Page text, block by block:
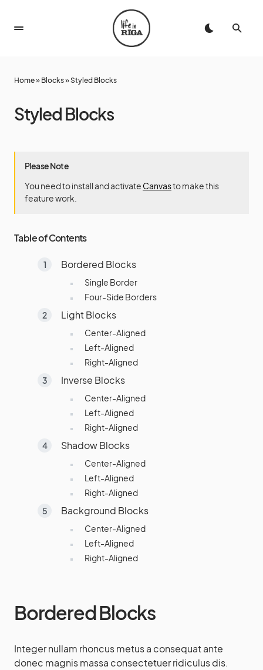
Home» Blocks»Styled Blocks
Styled Blocks
Please Note
You need to install and activate Canvasto make this
feature work.
Table of Contents
Bordered Blocks
Single Border
Four-Side Borders
Light Blocks
Center-Aligned
Left-Aligned
Right-Aligned
Inverse Blocks
Center-Aligned
Left-Aligned
Right-Aligned
Shadow Blocks
Center-Aligned
Left-Aligned
Right-Aligned
Background Blocks
Center-Aligned
Left-Aligned
Right-Aligned
Bordered Blocks
Integer nullam rhoncus metus a consequat ante
donec magnis massa consectetuer ridiculus dis.